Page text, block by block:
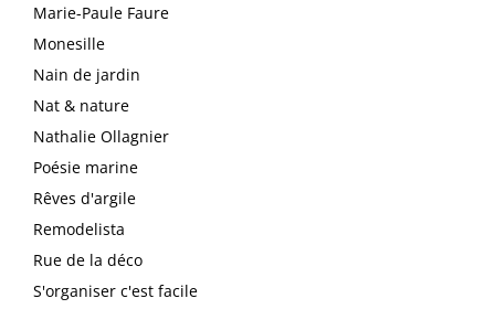
Marie-Paule Faure
Monesille
Nain de jardin
Nat & nature
Nathalie Ollagnier
Poésie marine
Rêves d'argile
Remodelista
Rue de la déco
S'organiser c'est facile